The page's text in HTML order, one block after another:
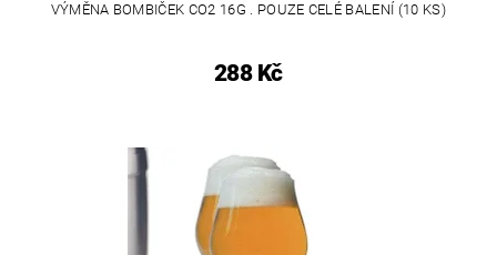
VÝMĚNA BOMBIČEK CO2 16G . POUZE CELÉ BALENÍ (10 KS)
288 Kč